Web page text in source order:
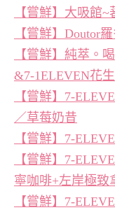
【嘗鮮】大吸館
【嘗鮮】Doutor
【嘗鮮】純萃。
&7-1ELEVEN花
【嘗鮮】7-
／草莓奶昔
【嘗鮮】7-
【嘗鮮】7-
寧咖啡+左岸極致
【嘗鮮】7-